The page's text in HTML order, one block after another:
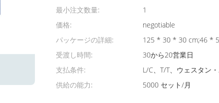
最小注文数量:
1
価格:
negotiable
パッケージの詳細:
125 * 30 * 30 cm;46 *
受渡し時間:
30から20営業日
支払条件:
L/C、T/T、ウェスタン
供給の能力:
5000 セット/月